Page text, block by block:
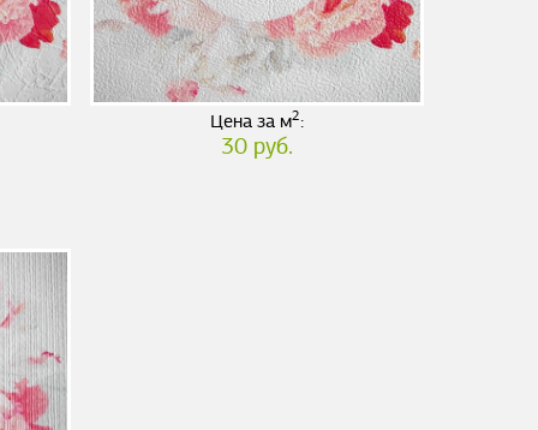
Цена за м2:
30 руб.